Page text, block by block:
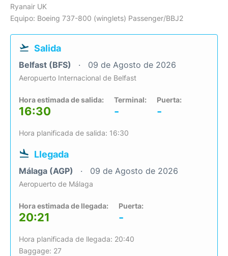
Ryanair UK
Equipo: Boeing 737-800 (winglets) Passenger/BBJ2
Salida
Belfast (BFS) 09 de Agosto de 2026
Aeropuerto Internacional de Belfast
Hora estimada de salida:
16:30
Terminal:
-
Puerta:
-
Hora planificada de salida: 16:30
Llegada
Málaga (AGP) 09 de Agosto de 2026
Aeropuerto de Málaga
Hora estimada de llegada:
20:21
Puerta:
-
Hora planificada de llegada: 20:40
Baggage: 27